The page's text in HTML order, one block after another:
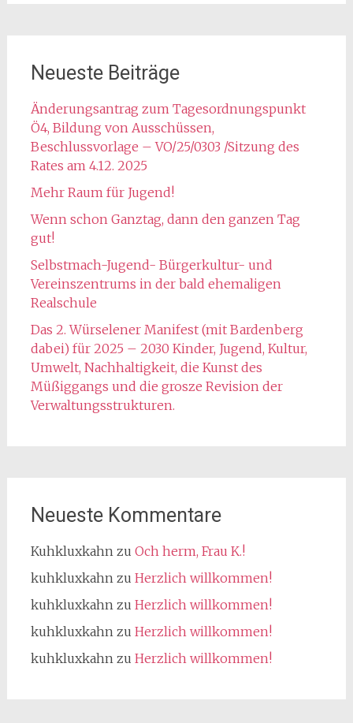
Neueste Beiträge
Änderungsantrag zum Tagesordnungspunkt
Ö4, Bildung von Ausschüssen,
Beschlussvorlage – VO/25/0303 /Sitzung des
Rates am 4.12. 2025
Mehr Raum für Jugend!
Wenn schon Ganztag, dann den ganzen Tag
gut!
Selbstmach-Jugend- Bürgerkultur- und
Vereinszentrums in der bald ehemaligen
Realschule
Das 2. Würselener Manifest (mit Bardenberg
dabei) für 2025 – 2030 Kinder, Jugend, Kultur,
Umwelt, Nachhaltigkeit, die Kunst des
Müßiggangs und die grosze Revision der
Verwaltungsstrukturen.
Neueste Kommentare
Kuhkluxkahnzu Och herm, Frau K.!
kuhkluxkahnzu Herzlich willkommen!
kuhkluxkahnzu Herzlich willkommen!
kuhkluxkahnzu Herzlich willkommen!
kuhkluxkahnzu Herzlich willkommen!